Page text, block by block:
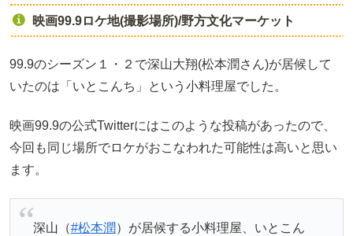
映画99.9ロケ地(撮影場所)/野方文化マーケット
99.9のシーズン１・２で深山大翔(松本潤さん)が居候して
いたのは「いとこんち」という小料理屋でした。
映画99.9の公式Twitterにはこのような投稿があったので、
今回も同じ場所でロケがおこなわれた可能性は高いと思い
ます。
深山（#松本潤）が居候する小料理屋、いとこん